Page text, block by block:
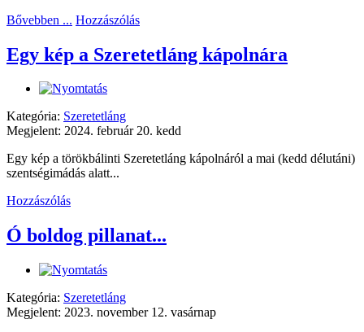
Bővebben ... Hozzászólás
Egy kép a Szeretetláng kápolnára
Kategória: Szeretetláng
Megjelent: 2024. február 20. kedd
Egy kép a törökbálinti Szeretetláng kápolnáról a mai (kedd délutáni)
szentségimádás alatt...
Hozzászólás
Ó boldog pillanat...
Kategória: Szeretetláng
Megjelent: 2023. november 12. vasárnap